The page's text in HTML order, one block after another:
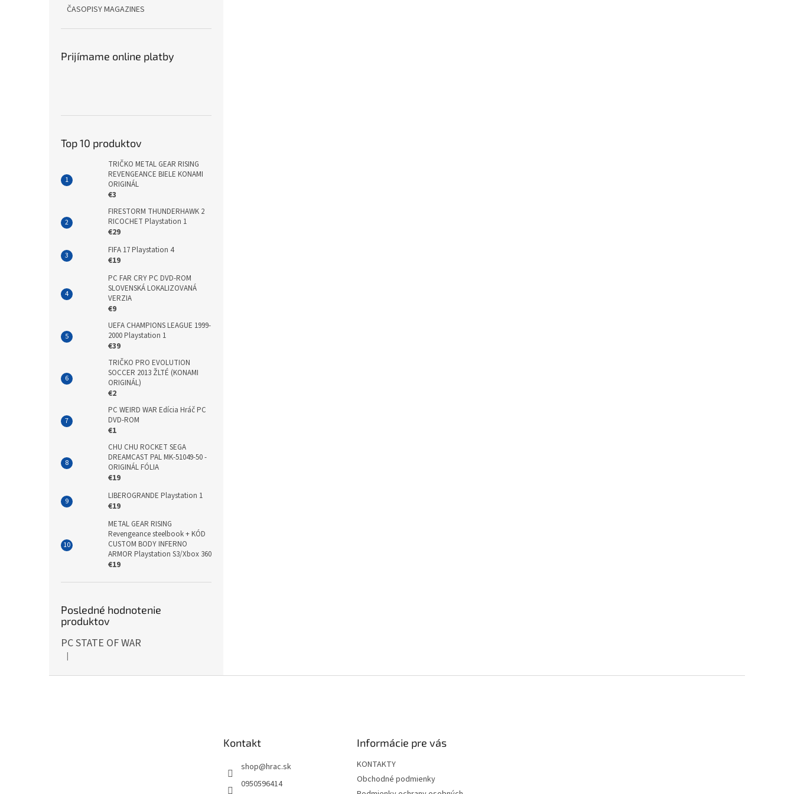
ČASOPISY MAGAZINES
Prijímame online platby
Top 10 produktov
TRIČKO METAL GEAR RISING
REVENGEANCE BIELE KONAMI
ORIGINÁL
€3
FIRESTORM THUNDERHAWK 2
RICOCHET Playstation 1
€29
FIFA 17 Playstation 4
€19
PC FAR CRY PC DVD-ROM
SLOVENSKÁ LOKALIZOVANÁ
VERZIA
€9
UEFA CHAMPIONS LEAGUE 1999-
2000 Playstation 1
€39
TRIČKO PRO EVOLUTION
SOCCER 2013 ŽLTÉ (KONAMI
ORIGINÁL)
€2
PC WEIRD WAR Edícia Hráč PC
DVD-ROM
€1
CHU CHU ROCKET SEGA
DREAMCAST PAL MK-51049-50 -
ORIGINÁL FÓLIA
€19
LIBEROGRANDE Playstation 1
€19
METAL GEAR RISING
Revengeance steelbook + KÓD
CUSTOM BODY INFERNO
ARMOR Playstation S3/Xbox 360
€19
Posledné hodnotenie
produktov
PC STATE OF WAR
Hodnotenie produktu je 5 z 5 hviezdičiek.
|
Kontakt
shop@hrac.sk
0950596414
Informácie pre vás
KONTAKTY
Obchodné podmienky